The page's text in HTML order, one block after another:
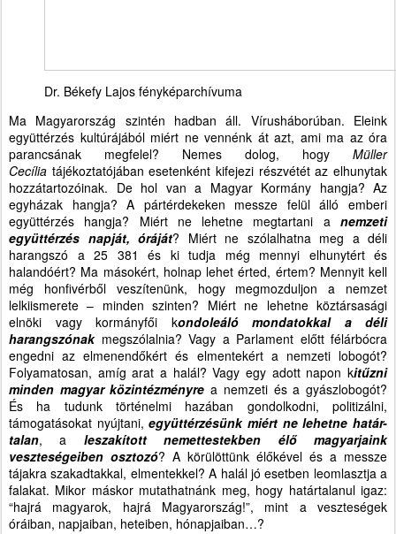
Dr. Békefy Lajos fényképarchívuma
Ma Magyarország szintén hadban áll. Vírusháborúban. Eleink
együttérzés kultúrájából miért ne vennénk át azt, ami ma az óra
parancsának megfelel? Nemes dolog, hogy Müller
Cecília tájékoztatójában esetenként kifejezi részvétét az elhunytak
hozzátartozóinak. De hol van a Magyar Kormány hangja? Az
egyházak hangja? A pártérdekeken messze felül álló emberi
együttérzés hangja? Miért ne lehetne megtartani anemzeti
együttérzés napját, óráját? Miért ne szólalhatna meg a déli
harangszó a 25 381 és ki tudja még mennyi elhunytért és
halandóért? Ma másokért, holnap lehet érted, értem? Mennyit kell
még honfivérből veszítenünk, hogy megmozduljon a nemzet
lelkiismerete – minden szinten? Miért ne lehetne köztársasági
elnöki vagy kormányfői kondoleáló mondatokkal a déli
harangszónak megszólalnia? Vagy a Parlament előtt félárbócra
engedni az elmenendőkért és elmentekért a nemzeti lobogót?
Folyamatosan, amíg arat a halál? Vagy egy adott napon kitűzni
minden magyar közintézményre a nemzeti és a gyászlobogót?
És ha tudunk történelmi hazában gondolkodni, politizálni,
támogatásokat nyújtani,együttérzésünk miért ne lehetne határ-
talan, a leszakított nemettestekben élő magyarjaink
veszteségeiben osztozó? A körülöttünk élőkével és a messze
tájakra szakadtakkal, elmentekkel? A halál jó esetben leomlasztja a
falakat. Mikor máskor mutathatnánk meg, hogy határtalanul igaz:
“hajrá magyarok, hajrá Magyarország!”, mint a veszteségek
óráiban, napjaiban, heteiben, hónapjaiban…?